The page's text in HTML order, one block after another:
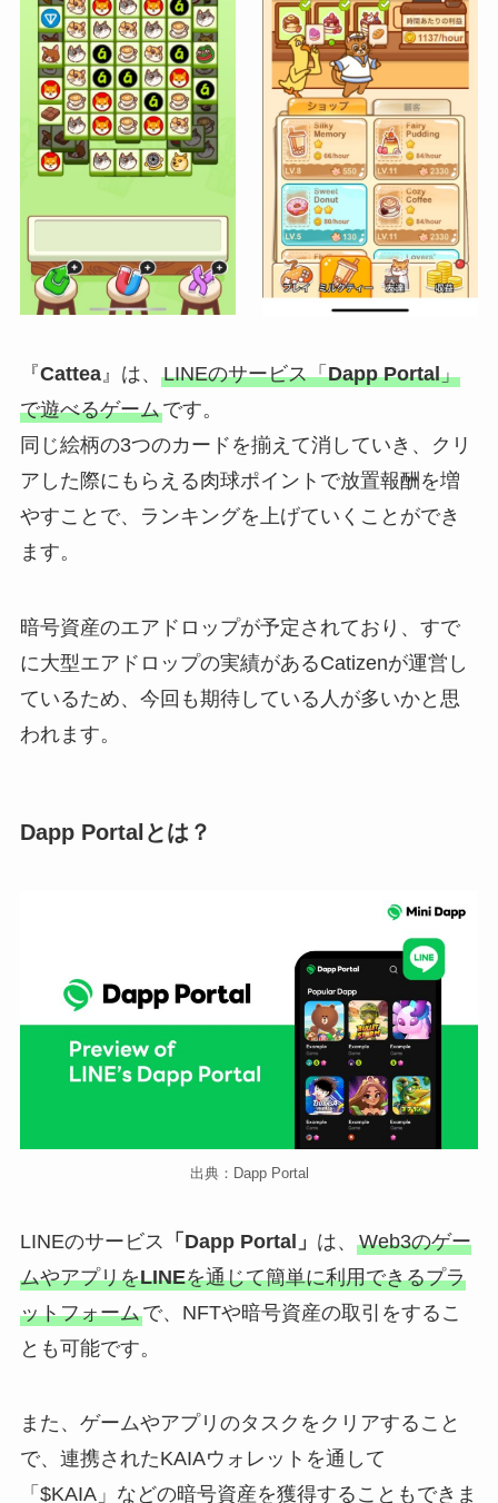
『Cattea』は、 LINEのサービス「Dapp Portal」
で遊べるゲームです。
同じ絵柄の3つのカードを揃えて消していき、クリ
アした際にもらえる肉球ポイントで放置報酬を増
やすことで、ランキングを上げていくことができ
ます。
暗号資産のエアドロップが予定されており、すで
に大型エアドロップの実績があるCatizenが運営し
ているため、今回も期待している人が多いかと思
われます。
Dapp Portalとは？
出典：Dapp Portal
LINEのサービス 「Dapp Portal」 は、 Web3のゲー
ムやアプリをLINEを通じて簡単に利用できるプラ
ットフォームで、NFTや暗号資産の取引をするこ
とも可能です。
また、ゲームやアプリのタスクをクリアすること
で、連携されたKAIAウォレットを通して
「$KAIA」などの暗号資産を獲得することもできま